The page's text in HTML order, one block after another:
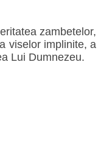
zambetelor,
viselor implinite, a
Lui Dumnezeu.